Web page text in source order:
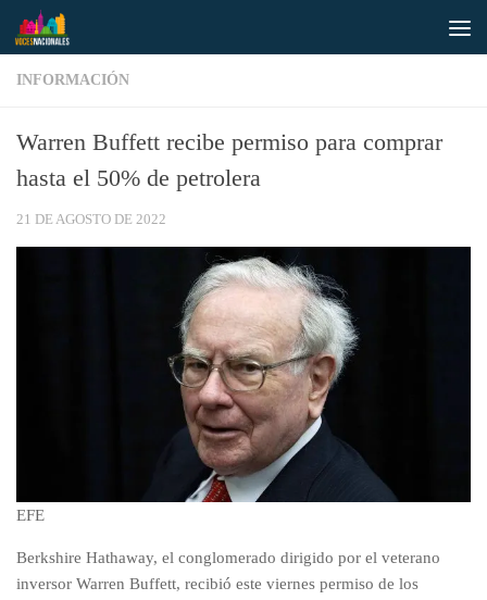
Saltar al contenido
INFORMACIÓN
Warren Buffett recibe permiso para comprar
hasta el 50% de petrolera
21 DE AGOSTO DE 2022
EFE
Berkshire Hathaway, el conglomerado dirigido por el veterano
inversor Warren Buffett, recibió este viernes permiso de los